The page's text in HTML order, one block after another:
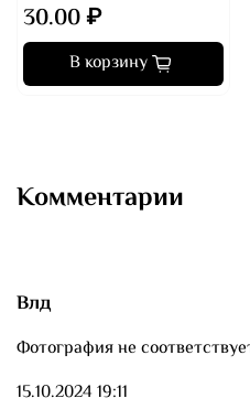
30.00 ₽
В корзину
Комментарии
Влд
Фотография не
15.10.2024 19:11